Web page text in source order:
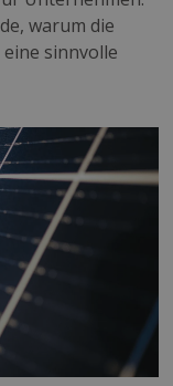
warum die
sinnvolle